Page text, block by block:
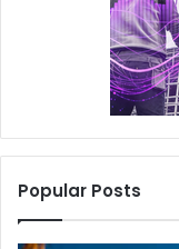
Popular Posts